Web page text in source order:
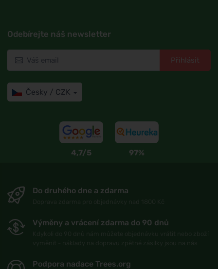
Odebírejte náš newsletter
Přihlásit
Česky / CZK
4,7/5 97%
Do druhého dne a zdarma
Výměny a vrácení zdarma do 90 dnů
Podpora nadace Trees.org